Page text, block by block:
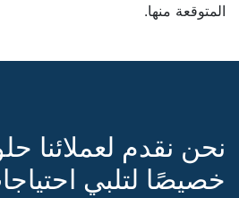
المتوقعة منها.
نحن نقدم لعملائنا
خصيصًا لتلبي